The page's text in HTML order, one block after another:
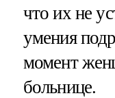
что их не
умения
момент
больнице.